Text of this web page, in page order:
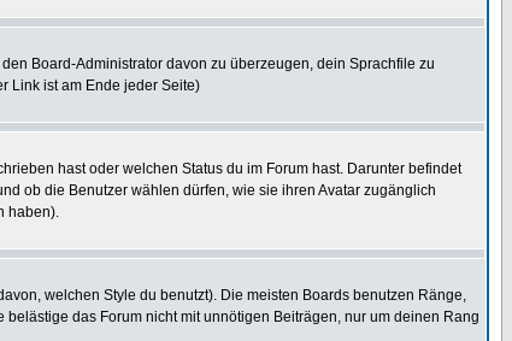
Board-Administrator davon zu überzeugen, dein Sprachfile zu
Link ist am Ende jeder Seite)
hast oder welchen Status du im Forum hast. Darunter befindet
ob die Benutzer wählen dürfen, wie sie ihren Avatar zugänglich
haben).
welchen Style du benutzt). Die meisten Boards benutzen Ränge,
das Forum nicht mit unnötigen Beiträgen, nur um deinen Rang